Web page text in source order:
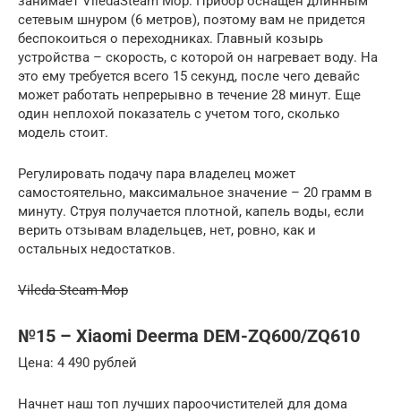
сетевым шнуром (6 метров), поэтому вам не придется
беспокоиться о переходниках. Главный козырь
устройства – скорость, с которой он нагревает воду. На
это ему требуется всего 15 секунд, после чего девайс
может работать непрерывно в течение 28 минут. Еще
один неплохой показатель с учетом того, сколько
модель стоит.
Регулировать подачу пара владелец может
самостоятельно, максимальное значение – 20 грамм в
минуту. Струя получается плотной, капель воды, если
верить отзывам владельцев, нет, ровно, как и
остальных недостатков.
Vileda Steam Mop
№15 – Xiaomi Deerma DEM-ZQ600/ZQ610
Цена: 4 490 рублей
Начнет наш топ лучших пароочистителей для дома